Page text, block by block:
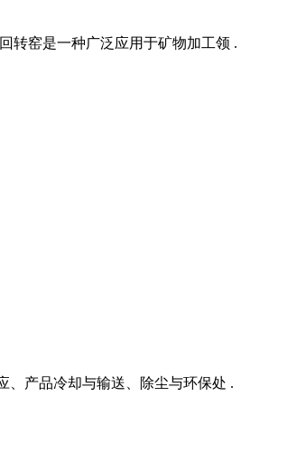
转窑是一种广泛应用于矿物加工领 .
、产品冷却与输送、除尘与环保处 .